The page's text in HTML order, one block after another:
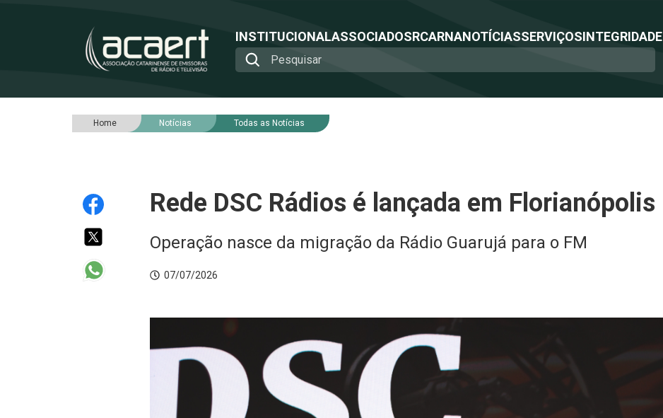
INSTITUCIONALASSOCIADOSRCARNANOTÍCIASSERVIÇOSINTEGRIDADE
Home Notícias Todas as Notícias
Rede DSC Rádios é lançada em Florianópolis
Operação nasce da migração da Rádio Guarujá para o FM
07/07/2026